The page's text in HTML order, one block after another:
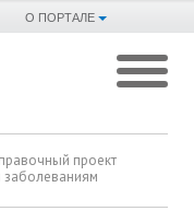
О ПОРТАЛЕ
проект
заболеваниям